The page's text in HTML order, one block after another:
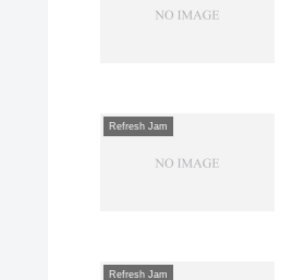
Refresh Jam
Refresh Jam